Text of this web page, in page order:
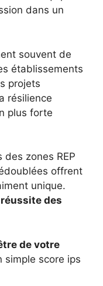
dans un
souvent de
établissements
projets
résilience
plus forte
zones REP
offrent
unique.
des
de votre
simple score ips